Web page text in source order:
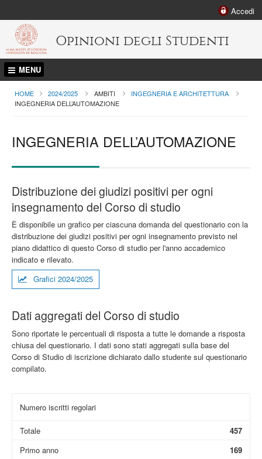
Accedi
Opinioni degli Studenti
MENU
HOME 2024/2025 AMBITI
INGEGNERIA E ARCHITETTURA
CURRENT:
INGEGNERIA DELL’AUTOMAZIONE
INGEGNERIA DELL’AUTOMAZIONE
Distribuzione dei giudizi positivi per ogni
insegnamento del Corso di studio
È disponibile un grafico per ciascuna domanda del questionario con la
distribuzione dei giudizi positivi per ogni insegnamento previsto nel
piano didattico di questo Corso di studio per l'anno accademico
indicato e rilevato.
Grafici 2024/2025
Dati aggregati del Corso di studio
Sono riportate le percentuali di risposta a tutte le domande a risposta
chiusa del questionario. I dati sono stati aggregati sulla base del
Corso di Studio di iscrizione dichiarato dallo studente sul questionario
compilato.
Numero iscritti regolari
Totale
457
Primo anno
169